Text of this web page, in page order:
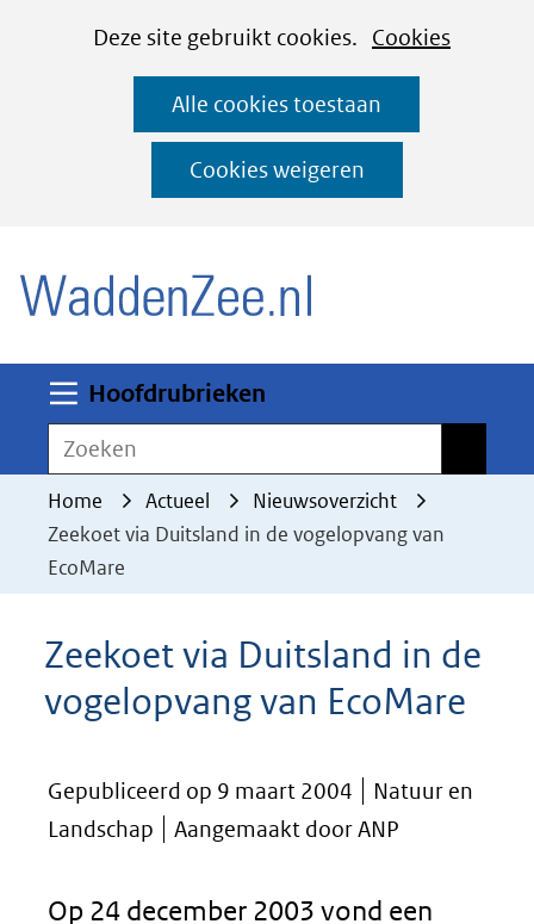
CookiesDeze site gebruikt cookies. Cookies
deze
worden
toegestaan
geweigerd.
Alle cookies toestaan
Cookies weigeren
Ga
naar
de
inhoud
Hoofdrubrieken
Zoeken
Home Actueel
Nieuwsoverzicht
Zeekoet via Duitsland in de vogelopvang van
EcoMare
Zeekoet via Duitsland in de
vogelopvang van EcoMare
Gepubliceerd op 9 maart 2004
Natuur en
Landschap
Aangemaakt door ANP
Op 24 december 2003 vond een